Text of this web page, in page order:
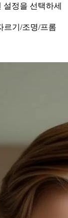
정을 선택하세
르기/조명/프롬